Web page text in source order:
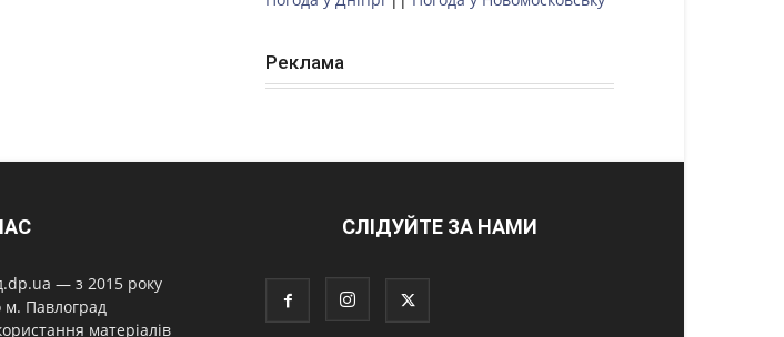
Реклама
— з 2015 року
м. Павлоград
матеріалів
СЛІДУЙТЕ ЗА НАМИ